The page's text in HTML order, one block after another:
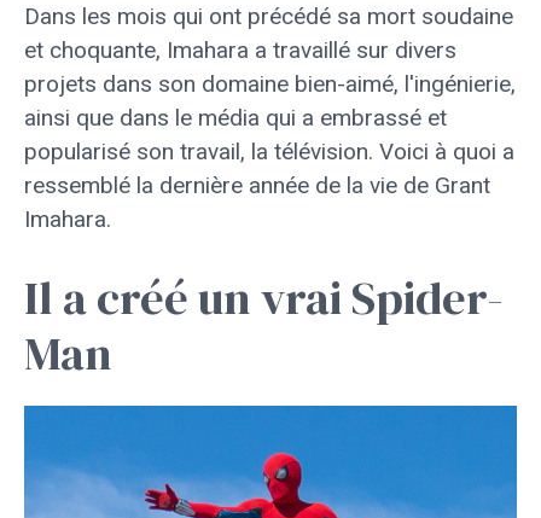
Dans les mois qui ont précédé sa mort soudaine
et choquante, Imahara a travaillé sur divers
projets dans son domaine bien-aimé, l'ingénierie,
ainsi que dans le média qui a embrassé et
popularisé son travail, la télévision. Voici à quoi a
ressemblé la dernière année de la vie de Grant
Imahara.
Il a créé un vrai Spider-
Man